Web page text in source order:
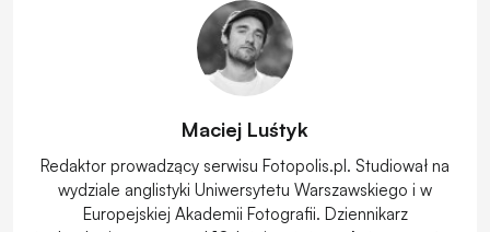
Maciej Luśtyk
Redaktor prowadzący serwisu Fotopolis.pl. Studiował na
wydziale anglistyki Uniwersytetu Warszawskiego i w
Europejskiej Akademii Fotografii. Dziennikarz